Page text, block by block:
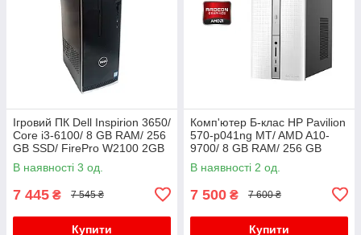
Ігровий ПК Dell Inspirion 3650/
Core i3-6100/ 8 GB RAM/ 256
GB SSD/ FirePro W2100 2GB
В наявності 3 од.
7 445 ₴ 7 545 ₴
Купити
Комп'ютер Б-клас HP Pavilion
570-p041ng MT/ AMD A10-
9700/ 8 GB RAM/ 256 GB
SSD/ Radeon R5 M435 2GB
В наявності 2 од.
7 500 ₴ 7 600 ₴
Купити